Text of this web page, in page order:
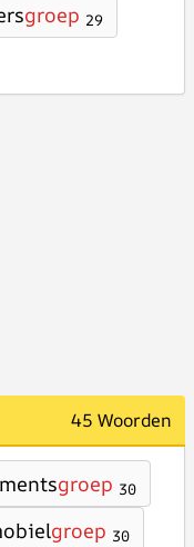
groep 29
45 Woorden
groep 30
groep 30